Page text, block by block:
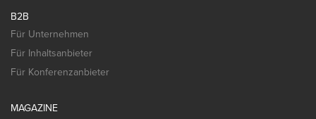
B2B
Für Unternehmen
Für Inhaltsanbieter
Für Konferenzanbieter
MAGAZINE